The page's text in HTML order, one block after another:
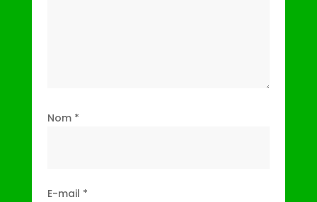
Nom *
E-mail *